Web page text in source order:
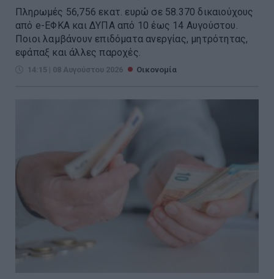
Πληρωμές 56,756 εκατ. ευρώ σε 58.370 δικαιούχους
από e-ΕΦΚΑ και ΔΥΠΑ από 10 έως 14 Αυγούστου.
Ποιοι λαμβάνουν επιδόματα ανεργίας, μητρότητας,
εφάπαξ και άλλες παροχές.
14:15 | 08 Αυγούστου 2026 Οικονομία